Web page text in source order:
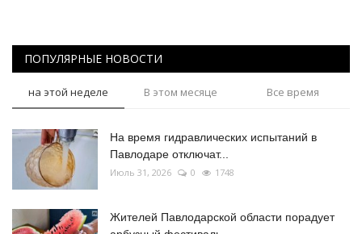
ПОПУЛЯРНЫЕ НОВОСТИ
на этой неделе В этом месяце Все время
На время гидравлических испытаний в
Павлодаре отключат...
Июль 31, 2026 0 1748
Жителей Павлодарской области порадует